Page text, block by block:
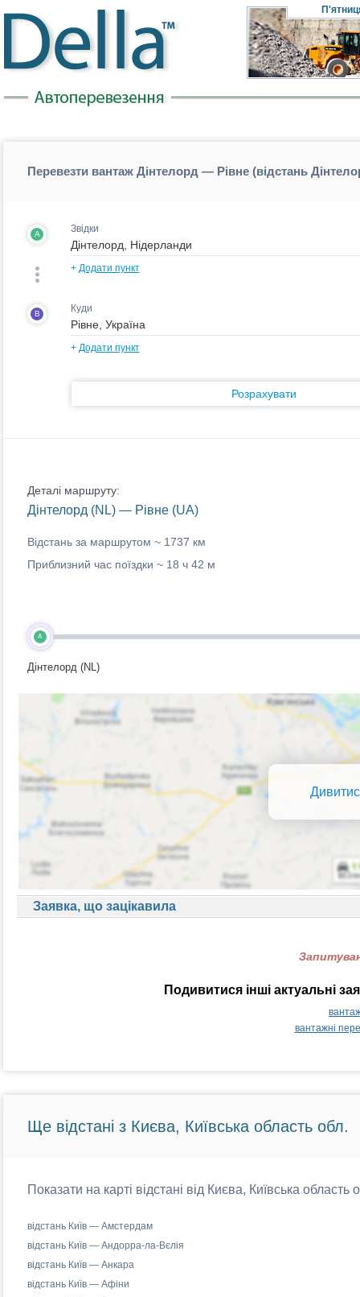
Перевезти вантаж Дінтелорд — Рівне (відстань
A Звідки
+ Додати пункт
B Куди
+ Додати пункт
Розрахувати
Деталі маршруту:
Дінтелорд (NL) — Рівне (UA)
Відстань за маршрутом ~ 1737 км
Приблизний час поїздки ~ 18 ч 42 м
A
Дінтелорд (NL)
Заявка, що зацікавила
Подивитися інші актуальні
вантажні
Ще відстані з Києва, Київська область обл.
Показати на карті відстані від Києва, Київська
відстань Київ — Амстердам
відстань Київ — Андорра-ла-Вєлія
відстань Київ — Анкара
відстань Київ — Афіни